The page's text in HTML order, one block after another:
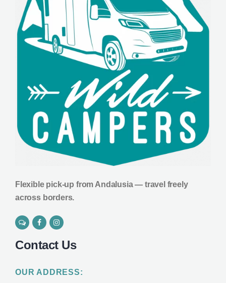
Flexible pick-up from Andalusia — travel freely
across borders.
Contact Us
OUR ADDRESS: